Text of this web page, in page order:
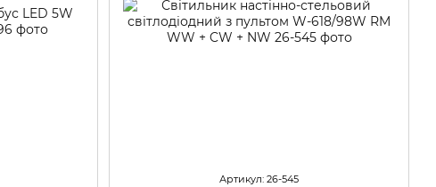
Артикул: 26-545